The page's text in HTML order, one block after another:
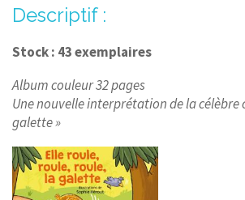
RECHERCHER
CONTACT
Descriptif :
Stock : 43 exemplaires
Album couleur 32 pages
Une nouvelle interprétation de la célèbre
galette »